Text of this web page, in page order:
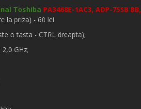
Toshiba PA3468E-1AC3, ADP-75SB BB,
la priza) - 60 lei
o tasta - CTRL dreapta);
GHz;